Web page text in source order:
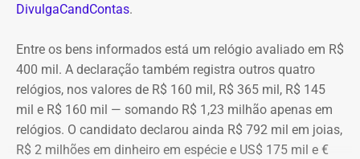
decretação da liquidação extrajudicial do Master pelo
foram suspensos e a estatal perdeu o acesso imediato
aos recursos aplicados.
A administração informou ter avaliado a possibilidade de
recuperação do crédito levando em consideração a ordem
de preferência dos credores, o histórico de recuperações
DivulgaCandContas.
Entre os bens informados está um relógio avaliado em R$
400 mil. A declaração também registra outros quatro
relógios, nos valores de R$ 160 mil, R$ 365 mil, R$ 145
mil e R$ 160 mil — somando R$ 1,23 milhão apenas em
relógios. O candidato declarou ainda R$ 792 mil em joias,
R$ 2 milhões em dinheiro em espécie e US$ 175 mil e €